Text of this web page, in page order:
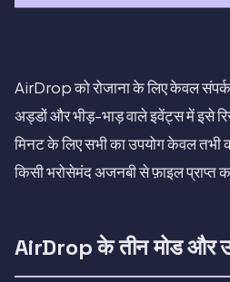
AirDrop को रोजाना के लिए केवल
अड्डों और भीड़-भाड़ वाले इवेंट्स में इसे
मिनट के लिए सभी का उपयोग केवल
किसी भरोसेमंद अजनबी से फ़ाइल प्राप्त
AirDrop के तीन मोड और